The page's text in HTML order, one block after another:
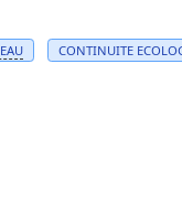
EAU CONTINUITE